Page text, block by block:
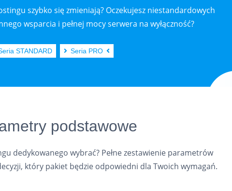
szybko się zmieniają? Oczekujesz niestandardowych
wsparcia i pełnej mocy serwera na wyłączność?
STANDARD Seria PRO
podstawowe
dedykowanego wybrać? Pełne zestawienie parametrów
który pakiet będzie odpowiedni dla Twoich wymagań.